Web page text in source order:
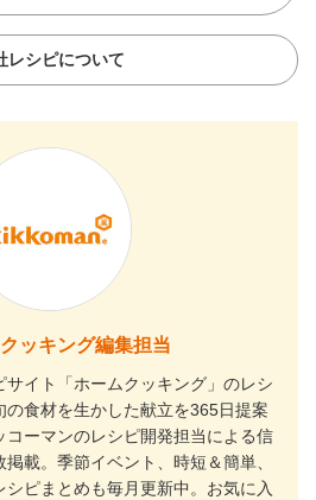
レシピについて
ッキング編集担当
サイト「ホームクッキング」のレシ
の食材を生かした献立を365日提案
コーマンのレシピ開発担当による信
載。季節イベント、時短＆簡単、
ピまとめも毎月更新中。お気に入